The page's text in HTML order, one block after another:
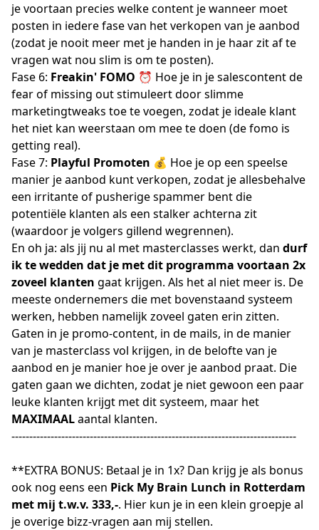
je voortaan precies welke content je wanneer moet
posten in iedere fase van het verkopen van je aanbod
(zodat je nooit meer met je handen in je haar zit af te
vragen wat nou slim is om te posten).
Fase 6: Freakin' FOMO ⏰ Hoe je in je salescontent de
fear of missing out stimuleert door slimme
marketingtweaks toe te voegen, zodat je ideale klant
het niet kan weerstaan om mee te doen (de fomo is
getting real).
Fase 7: Playful Promoten 💰 Hoe je op een speelse
manier je aanbod kunt verkopen, zodat je allesbehalve
een irritante of pusherige spammer bent die
potentiële klanten als een stalker achterna zit
(waardoor je volgers gillend wegrennen).
En oh ja: als jij nu al met masterclasses werkt, dan durf
ik te wedden dat je met dit programma voortaan 2x
zoveel klanten gaat krijgen. Als het al niet meer is. De
meeste ondernemers die met bovenstaand systeem
werken, hebben namelijk zoveel gaten erin zitten.
Gaten in je promo-content, in de mails, in de manier
van je masterclass vol krijgen, in de belofte van je
aanbod en je manier hoe je over je aanbod praat. Die
gaten gaan we dichten, zodat je niet gewoon een paar
leuke klanten krijgt met dit systeem, maar het
MAXIMAALaantal klanten.
--------------------------------------------------------------------------------
**EXTRA BONUS: Betaal je in 1x? Dan krijg je als bonus
ook nog eens een Pick My Brain Lunch in Rotterdam
met mij t.w.v. 333,-. Hier kun je in een klein groepje al
je overige bizz-vragen aan mij stellen.